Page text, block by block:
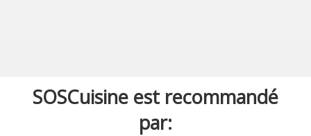
SOSCuisine est recommandé
par: